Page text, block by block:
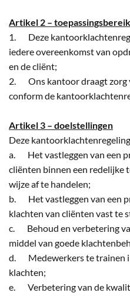
Artikel 2 – toepassingsbereik
1. Deze
iedere overeenkomst van
en de cliënt;
2. Ons kantoor draagt zorg
conform de
Artikel 3 – doelstellingen
Deze
a. Het vastleggen van een
cliënten binnen een redelijke
wijze af te handelen;
b. Het vastleggen van een
klachten van cliënten vast te
c. Behoud en verbetering
middel van goede
d. Medewerkers te trainen
klachten;
e. Verbetering van de